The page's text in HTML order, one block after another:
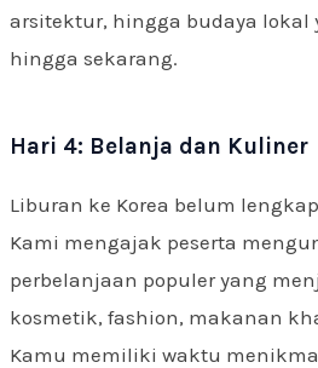
arsitektur, hingga budaya lokal
hingga sekarang.
Hari 4: Belanja dan Kuliner
Liburan ke Korea belum
Kami mengajak peserta
perbelanjaan populer yang
kosmetik, fashion, makanan
Kamu memiliki waktu